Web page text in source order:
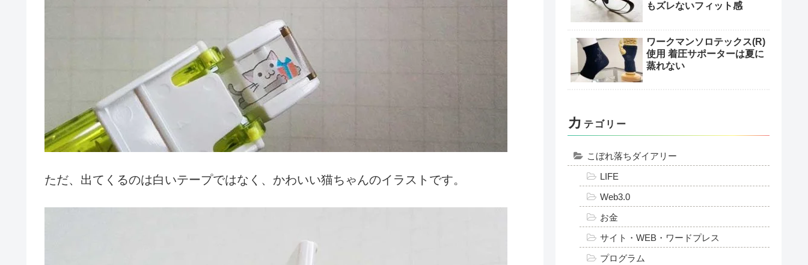
ただ、出てくるのは白いテープではなく、かわいい猫ちゃんのイラストです。
もズレないフィット感
ワークマンソロテックス(R)
使用 着圧サポーターは夏に
蒸れない
カ テゴリー
こぼれ落ちダイアリー
LIFE
Web3.0
お金
サイト・WEB・ワードプレス
プログラム